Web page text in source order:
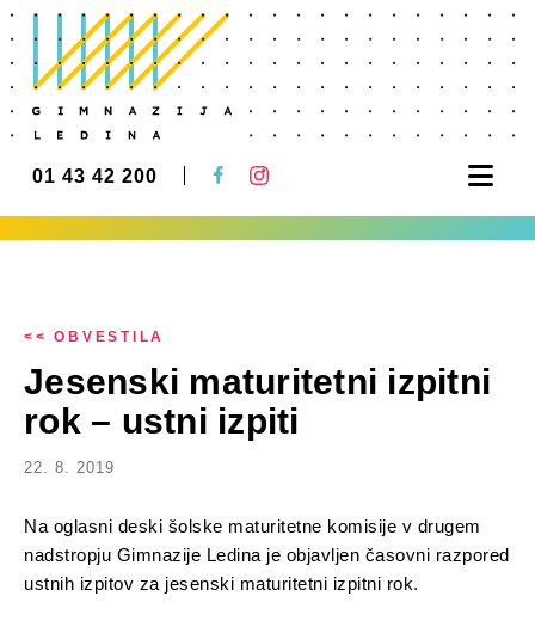
01 43 42 200
<< OBVESTILA
Jesenski maturitetni izpitni
rok – ustni izpiti
22. 8. 2019
Na oglasni deski šolske maturitetne komisije v drugem
nadstropju Gimnazije Ledina je objavljen časovni razpored
ustnih izpitov za jesenski maturitetni izpitni rok.